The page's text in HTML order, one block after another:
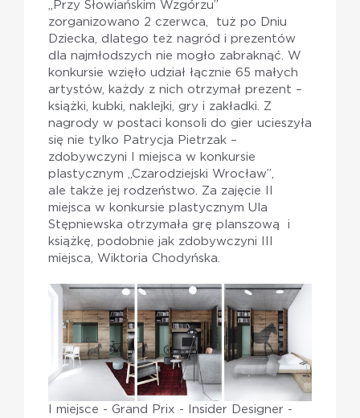
„Przy Słowiańskim Wzgórzu”
zorganizowano 2 czerwca, tuż po Dniu
Dziecka, dlatego też nagród i prezentów
dla najmłodszych nie mogło zabraknąć. W
konkursie wzięło udział łącznie 65 małych
artystów, każdy z nich otrzymał prezent –
książki, kubki, naklejki, gry i zakładki. Z
nagrody w postaci konsoli do gier ucieszyła
się nie tylko Patrycja Pietrzak –
zdobywczyni I miejsca w konkursie
plastycznym „Czarodziejski Wrocław”,
ale także jej rodzeństwo. Za zajęcie II
miejsca w konkursie plastycznym Ula
Stępniewska otrzymała grę planszową i
książkę, podobnie jak zdobywczyni III
miejsca, Wiktoria Chodyńska.
I miejsce - Grand Prix - Insider Designer -